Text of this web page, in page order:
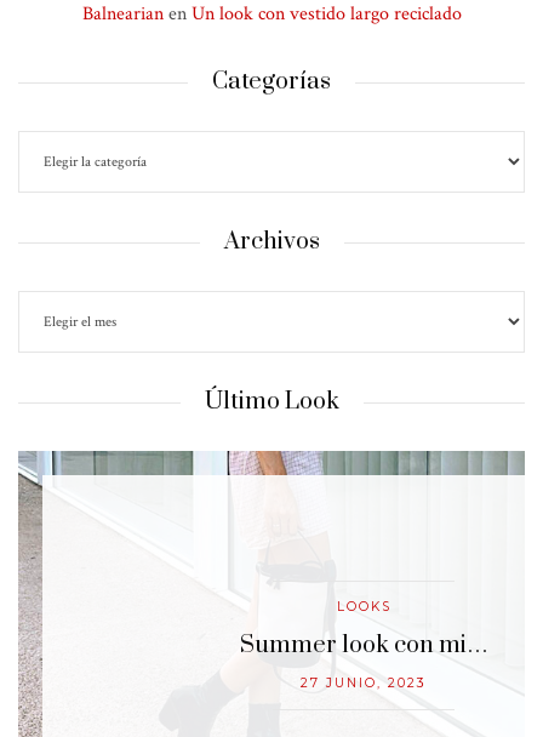
BalnearianenUn look con vestido largo reciclado
Categorías
Archivos
Último Look
LOOKS
Summer look con mi…
27 JUNIO, 2023